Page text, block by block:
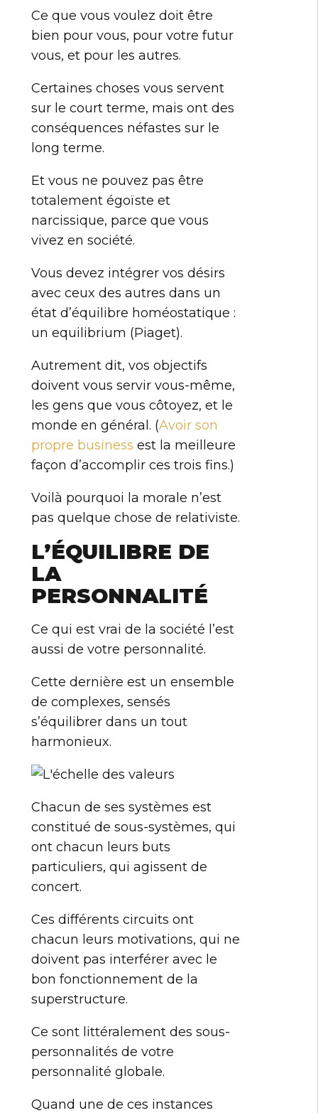
Ce que vous voulez doit être
bien pour vous, pour votre futur
vous, et pour les autres.
Certaines choses vous servent
sur le court terme, mais ont des
conséquences néfastes sur le
long terme.
Et vous ne pouvez pas être
totalement égoïste et
narcissique, parce que vous
vivez en société.
Vous devez intégrer vos désirs
avec ceux des autres dans un
état d’équilibre homéostatique :
un equilibrium (Piaget).
Autrement dit, vos objectifs
doivent vous servir vous-même,
les gens que vous côtoyez, et le
monde en général. (Avoir son
propre business est la meilleure
façon d’accomplir ces trois fins.)
Voilà pourquoi la morale n’est
pas quelque chose de relativiste.
L’ÉQUILIBRE DE
LA
PERSONNALITÉ
Ce qui est vrai de la société l’est
aussi de votre personnalité.
Cette dernière est un ensemble
de complexes, sensés
s’équilibrer dans un tout
harmonieux.
Chacun de ses systèmes est
constitué de sous-systèmes, qui
ont chacun leurs buts
particuliers, qui agissent de
concert.
Ces différents circuits ont
chacun leurs motivations, qui ne
doivent pas interférer avec le
bon fonctionnement de la
superstructure.
Ce sont littéralement des sous-
personnalités de votre
personnalité globale.
Quand une de ces instances